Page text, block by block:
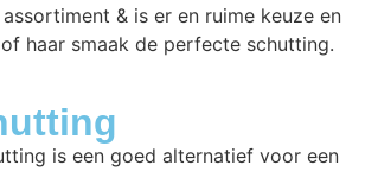
& is er en ruime keuze en
haar smaak de perfecte schutting.
is een goed alternatief voor een